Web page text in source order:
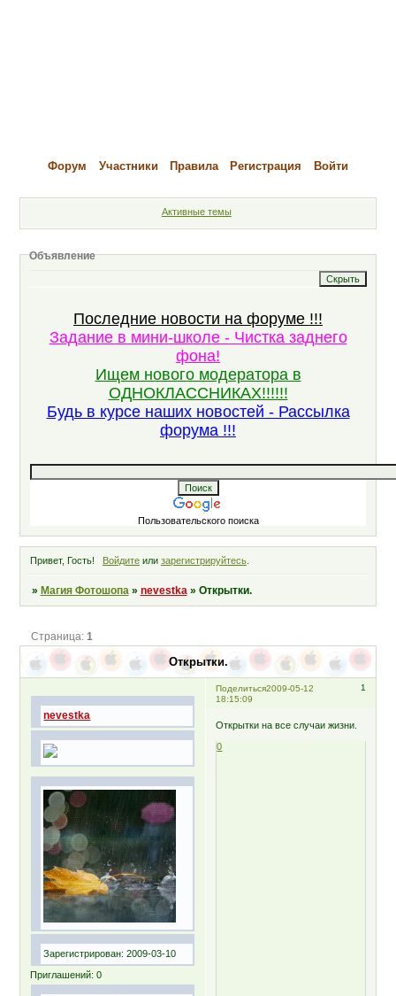
Форум Участники Правила Регистрация Войти
Активные темы
Объявление
Последние новости на форуме !!!
Задание в мини-школе - Чистка заднего
фона!
Ищем нового модератора в
ОДНОКЛАССНИКАХ!!!!!!
Будь в курсе наших новостей - Рассылка
форума !!!
Пользовательского поиска
Привет, Гость! Войдитеили зарегистрируйтесь.
» Магия Фотошопа » nevestka » Открытки.
Открытки.
Страница: 1
Поделиться 1
2009-05-12
18:15:09
nevestka
Зарегистрирован: 2009-03-10
Приглашений: 0
Открытки на все случаи жизни.
0